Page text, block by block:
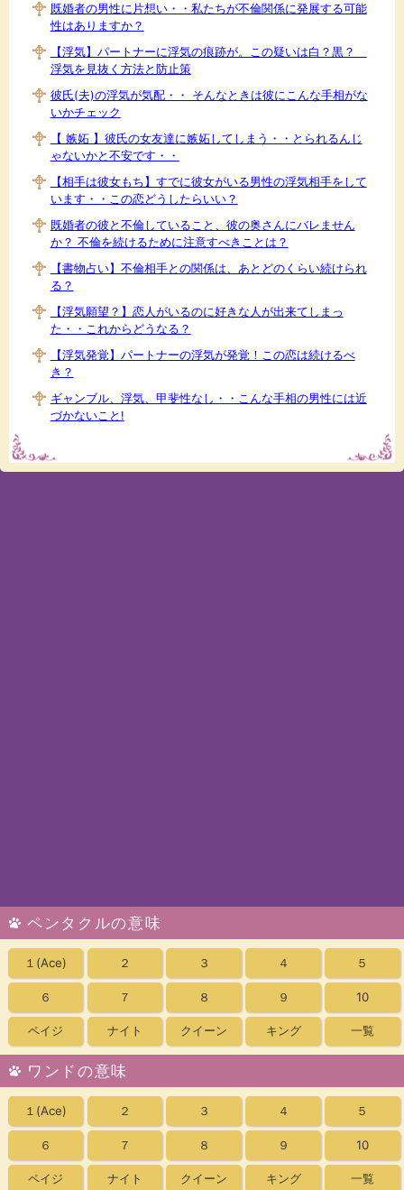
既婚者の男性に片想い・・私たちが不倫関係に発展する可能
性はありますか？
【浮気】パートナーに浮気の痕跡が。この疑いは白？黒？
浮気を見抜く方法と防止策
彼氏(夫)の浮気が気配・・ そんなときは彼にこんな手相がな
いかチェック
【 嫉妬 】彼氏の女友達に嫉妬してしまう・・とられるんじ
ゃないかと不安です・・
【相手は彼女もち】すでに彼女がいる男性の浮気相手をして
います・・この恋どうしたらいい？
既婚者の彼と不倫していること、彼の奥さんにバレません
か？ 不倫を続けるために注意すべきことは？
【書物占い】不倫相手との関係は、あとどのくらい続けられ
る？
【浮気願望？】恋人がいるのに好きな人が出来てしまっ
た・・これからどうなる？
【浮気発覚】パートナーの浮気が発覚！この恋は続けるべ
き？
ギャンブル、浮気、甲斐性なし・・こんな手相の男性には近
づかないこと!
ペンタクルの意味
１ (Ace) ２ ３ ４ ５
６ ７ ８ ９ 10
ペイジ ナイト クイーン キング 一覧
ワンドの意味
１ (Ace) ２ ３ ４ ５
６ ７ ８ ９ 10
ペイジ ナイト クイーン キング 一覧